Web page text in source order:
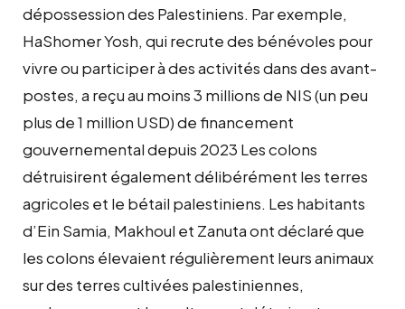
dépossession des Palestiniens. Par exemple,
HaShomer Yosh, qui recrute des bénévoles pour
vivre ou participer à des activités dans des avant-
postes, a reçu au moins 3 millions de NIS (un peu
plus de 1 million USD) de financement
gouvernemental depuis 2023 Les colons
détruisirent également délibérément les terres
agricoles et le bétail palestiniens. Les habitants
d’Ein Samia, Makhoul et Zanuta ont déclaré que
les colons élevaient régulièrement leurs animaux
sur des terres cultivées palestiniennes,